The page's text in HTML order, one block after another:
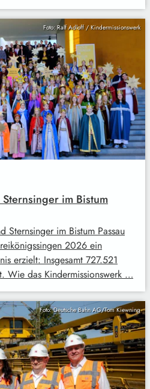
Foto: Ralf Adloff / Kindermissionswerk
im Bistum
Sternsinger im Bistum Passau
2026 ein
erzielt: Insgesamt 727.521
Wie das Kindermissionswerk …
Foto: Deutsche Bahn AG/Tom Kiewning